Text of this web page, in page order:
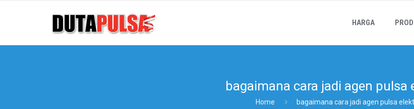
HARGA
bagaimana cara jadi agen pulsa
Home bagaimana cara jadi agen pulsa